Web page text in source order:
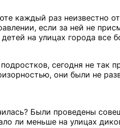
каждый раз неизвестно
если за ней не
на улицах города все
сегодня не так
они были не
Были проведены
ли меньше на улицах